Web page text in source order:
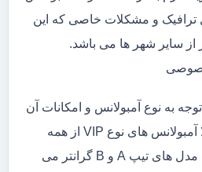
و مشکلات خاصی که این
از سایر شهر ها می باشد.
خصوصی
توجه به نوع آمبولانس و امکانات آن
متفاوت خواهد بود معمولا آمبولانس های نوع VIP از همه
مدل ها گرانتر و بعد از آن مدل های تیپ A و B گرانتر می